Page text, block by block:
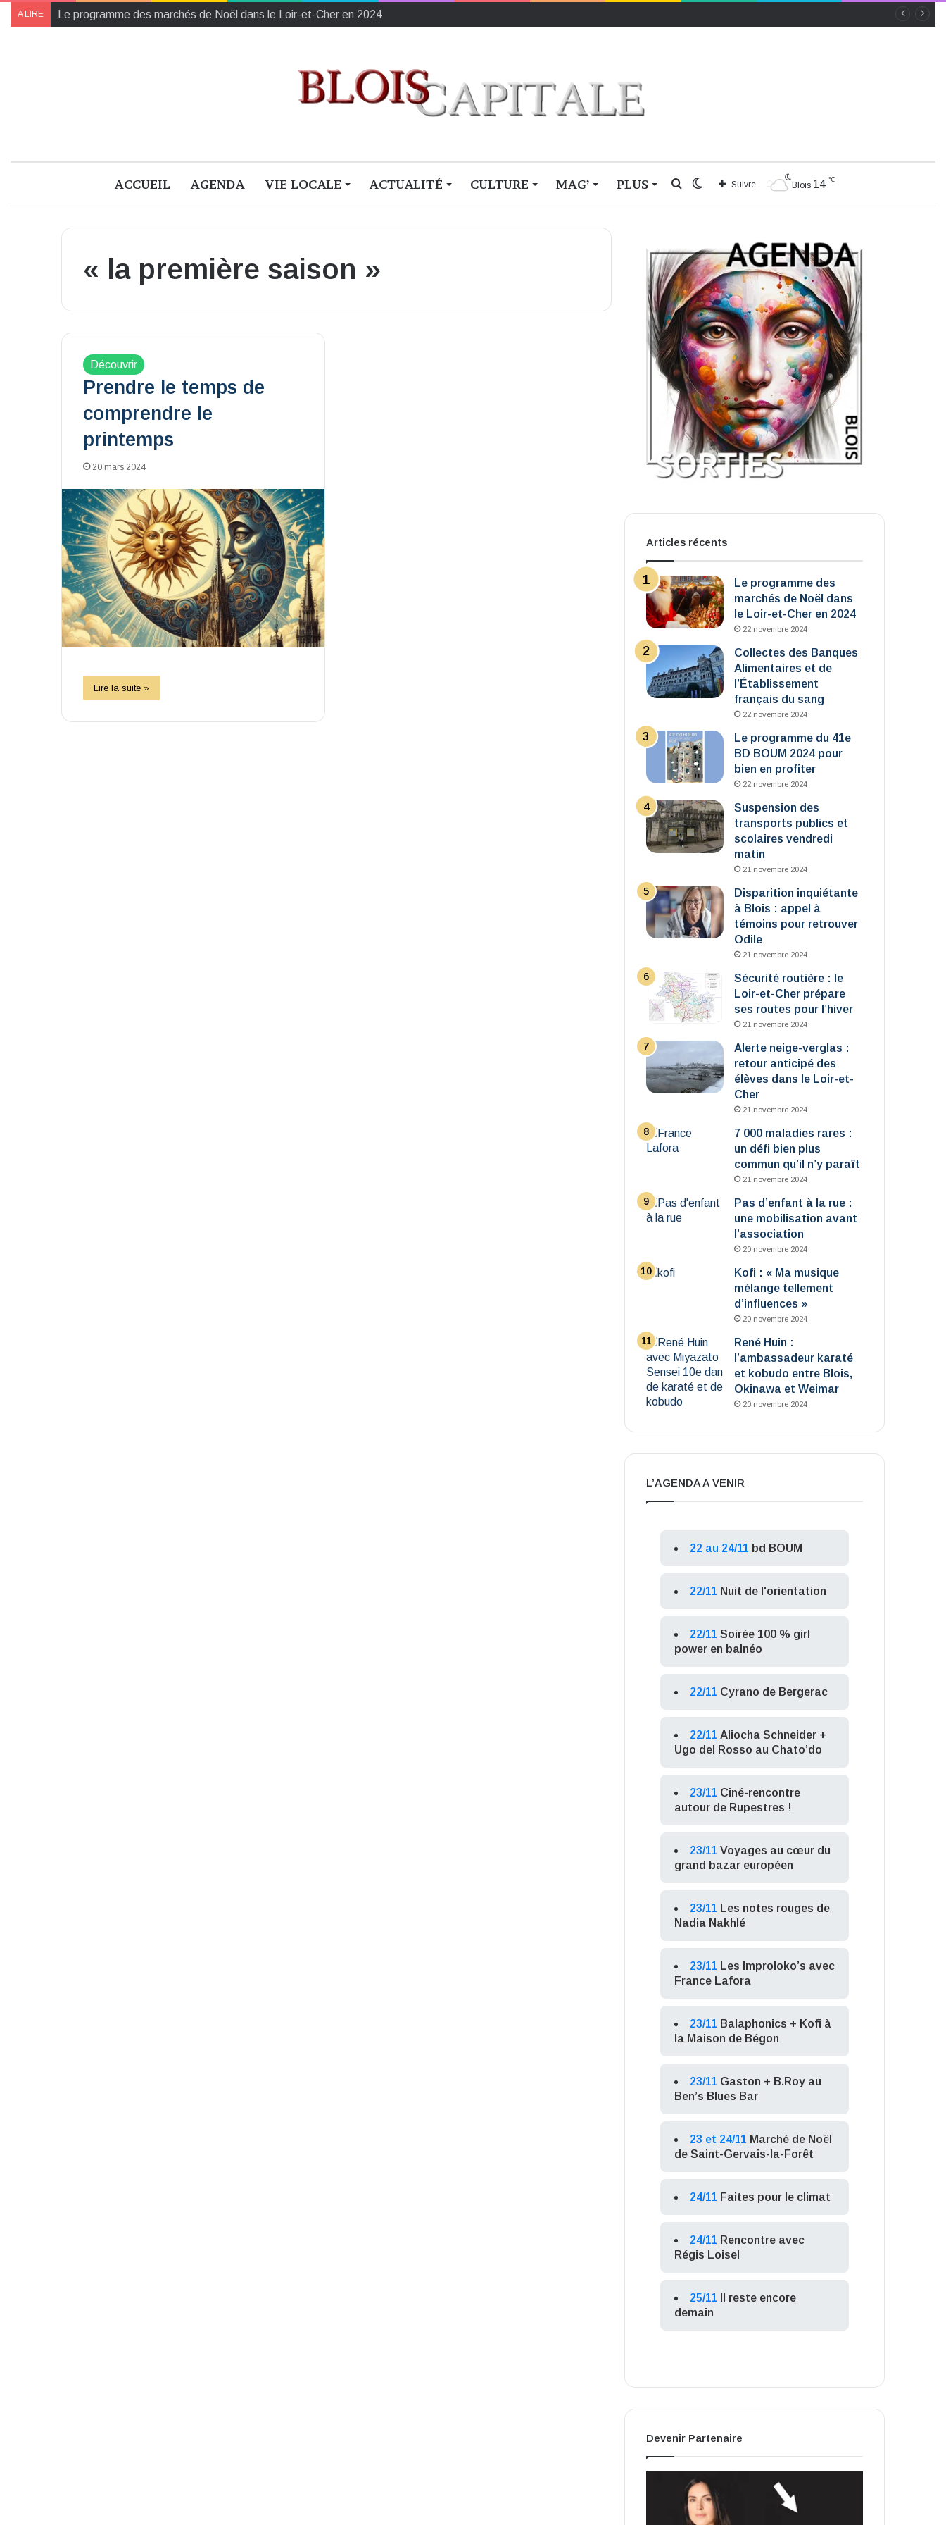
A LIRE Collectes des Banques Alimentaires et de l’Établissement français du sang
ACCUEIL AGENDA VIE LOCALE ACTUALITÉ CULTURE MAG’ PLUS Blois 14 ℃
Suivre
Switch
Rechercher
« la première saison »
Découvrir
Prendre le temps de
comprendre le
printemps
20 mars 2024
Lire la suite »
Articles récents
Le programme des
marchés de Noël dans
le Loir-et-Cher en 2024
22 novembre 2024
Collectes des Banques
Alimentaires et de
l’Établissement
français du sang
22 novembre 2024
Le programme du 41e
BD BOUM 2024 pour
bien en profiter
22 novembre 2024
Suspension des
transports publics et
scolaires vendredi
matin
21 novembre 2024
Disparition inquiétante
à Blois : appel à
témoins pour retrouver
Odile
21 novembre 2024
Sécurité routière : le
Loir-et-Cher prépare
ses routes pour l’hiver
21 novembre 2024
Alerte neige-verglas :
retour anticipé des
élèves dans le Loir-et-
Cher
21 novembre 2024
7 000 maladies rares :
un défi bien plus
commun qu’il n’y paraît
21 novembre 2024
Pas d’enfant à la rue :
une mobilisation avant
l’association
20 novembre 2024
Kofi : « Ma musique
mélange tellement
d’influences »
20 novembre 2024
René Huin :
l’ambassadeur karaté
et kobudo entre Blois,
Okinawa et Weimar
20 novembre 2024
L’AGENDA A VENIR
22 au 24/11 bd BOUM
22/11 Nuit de l'orientation
22/11 Soirée 100 % girl
power en balnéo
22/11 Cyrano de Bergerac
22/11 Aliocha Schneider +
Ugo del Rosso au Chato’do
23/11 Ciné-rencontre
autour de Rupestres !
23/11 Voyages au cœur du
grand bazar européen
23/11 Les notes rouges de
Nadia Nakhlé
23/11 Les Improloko’s avec
France Lafora
23/11 Balaphonics + Kofi à
la Maison de Bégon
23/11 Gaston + B.Roy au
Ben’s Blues Bar
23 et 24/11 Marché de Noël
de Saint-Gervais-la-Forêt
24/11 Faites pour le climat
24/11 Rencontre avec
Régis Loisel
25/11
Il reste encore
demain
Devenir Partenaire